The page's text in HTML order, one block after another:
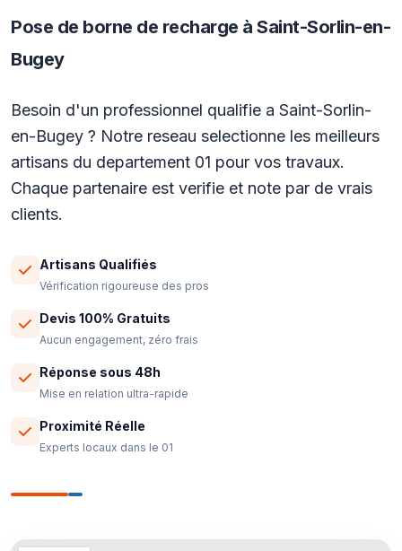
Pose de borne de recharge à Saint-Sorlin-en-
Bugey
Besoin d'un professionnel qualifie a Saint-Sorlin-
en-Bugey ? Notre reseau selectionne les meilleurs
artisans du departement 01 pour vos travaux.
Chaque partenaire est verifie et note par de vrais
clients.
Artisans Qualifiés
Vérification rigoureuse des pros
Devis 100% Gratuits
Aucun engagement, zéro frais
Réponse sous 48h
Mise en relation ultra-rapide
Proximité Réelle
Experts locaux dans le 01